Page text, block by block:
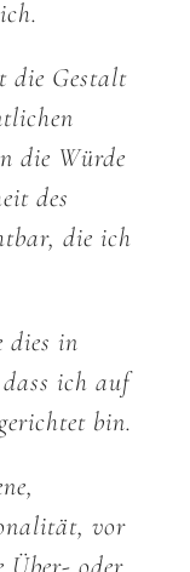
die Gestalt
die Würde
des
die ich
dies in
dass ich auf
bin.
vor